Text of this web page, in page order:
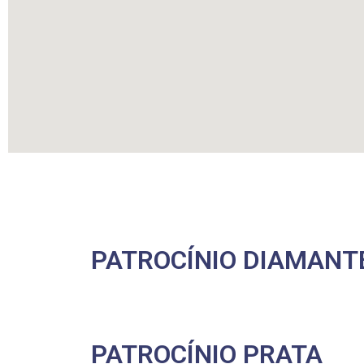
PATROCÍNIO
PATROCÍNIO PRATA